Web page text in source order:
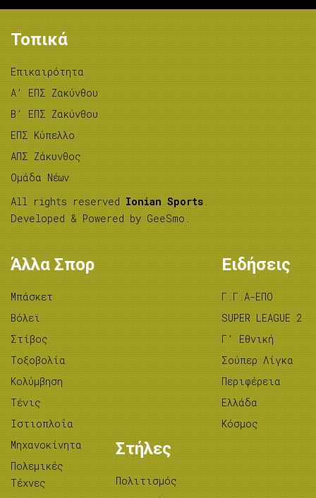
Τοπικά
Επικαιρότητα
A’ ΕΠΣ Ζακύνθου
B’ ΕΠΣ Ζακύνθου
ΕΠΣ Κύπελλο
ΑΠΣ Ζάκυνθος
Ομάδα Νέων
All rights reserved Ionian Sports .
Developed & Powered by GeeSmo .
Άλλα Σπορ
Μπάσκετ
Βόλεϊ
Στίβος
Tοξοβολία
Κολύμβηση
Τένις
Ιστιοπλοΐα
Μηχανοκίνητα
Πολεμικές
Τέχνες
Ειδήσεις
Γ.Γ.Α-ΕΠΟ
SUPER LEAGUE 2
Γ’ Εθνική
Σούπερ Λίγκα
Περιφέρεια
Ελλάδα
Κόσμος
Στήλες
Πολιτισμός